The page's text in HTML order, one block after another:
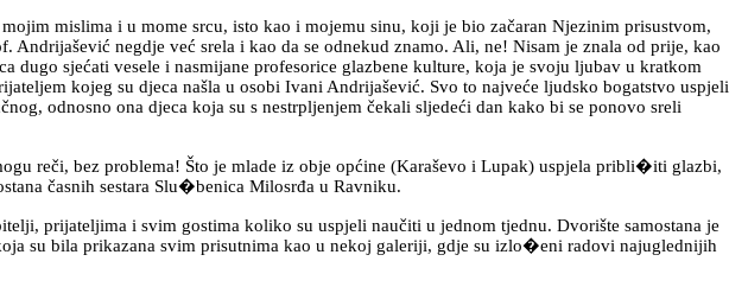
mislima i u mome srcu, isto kao i mojemu sinu, koji je bio začaran Njezinim prisustvom,
Andrijašević negdje već srela i kao da se odnekud znamo. Ali, ne! Nisam je znala od prije, kao
dugo sjećati vesele i nasmijane profesorice glazbene kulture, koja je svoju ljubav u kratkom
kojeg su djeca našla u osobi Ivani Andrijašević. Svo to najveće ljudsko bogatstvo uspjeli
odnosno ona djeca koja su s nestrpljenjem čekali sljedeći dan kako bi se ponovo sreli
bez problema! Što je mlade iz obje općine (Karaševo i Lupak) uspjela pribli�iti glazbi,
časnih sestara Slu�benica Milosrđa u Ravniku.
i svim gostima koliko su uspjeli naučiti u jednom tjednu. Dvorište samostana je
su bila prikazana svim prisutnima kao u nekoj galeriji, gdje su izlo�eni radovi najuglednijih